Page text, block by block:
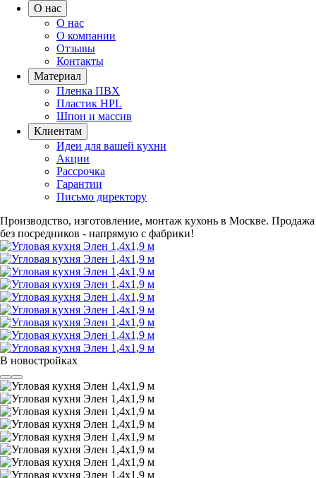
О нас
О нас
О компании
Отзывы
Контакты
Материал
Пленка ПВХ
Пластик HPL
Шпон и массив
Клиентам
Идеи для вашей кухни
Акции
Рассрочка
Гарантии
Письмо директору
Производство, изготовление, монтаж кухонь в Москве. Продажа
без посредников - напрямую с фабрики!
В новостройках